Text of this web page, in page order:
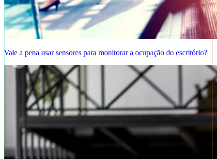
Vale a pena usar sensores para monitorar a ocupação do escritório?